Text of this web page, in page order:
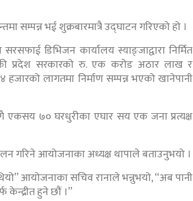
सम्पन्न भई शुक्रबारमात्रै उद्घाटन गरिएको हो ।
डिभिजन कार्यालय स्याङ्जाद्वारा निर्मित
प्रदेश सरकारको रु. एक करोड अठार लाख र
लागतमा निर्माण सम्पन्न भएको खानेपानी
एकसय ७० घरधुरीका एघार सय एक जना प्रत्यक्ष
गरिने आयोजनाका अध्यक्ष थापाले बताउनुभयो ।
आयोजनाका सचिव रानाले भन्नुभयो, “अब पानी
हुने छौं ।”